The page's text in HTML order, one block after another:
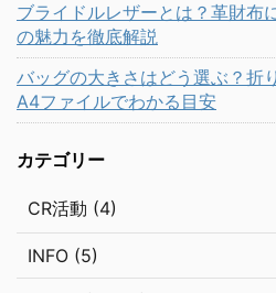
ブライドルレザーとは？革財布
の魅力を徹底解説
バッグの大きさはどう選ぶ？折
A4ファイルでわかる目安
カテゴリー
CR活動 (4)
INFO (5)